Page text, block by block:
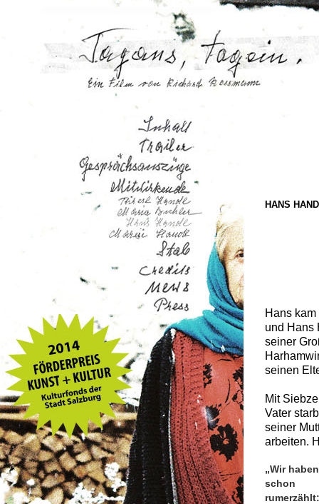
Kontakt
Pressemappe
HANS
Hans
und Hans
seiner
seinen
Mit
Vater
seiner
arbeiten.
„Wir
schon